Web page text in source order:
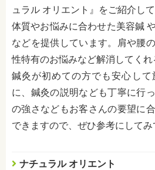
ュラル オリエント』をご紹介して
体質やお悩みに合わせた美容鍼
などを提供しています。肩や腰
性特有のお悩みなど解消してくれ
鍼灸が初めての方でも安心して
に、鍼灸の説明なども丁寧に行
の強さなどもお客さんの要望に
できますので、ぜひ参考にしてみ
ナチュラル オリエント